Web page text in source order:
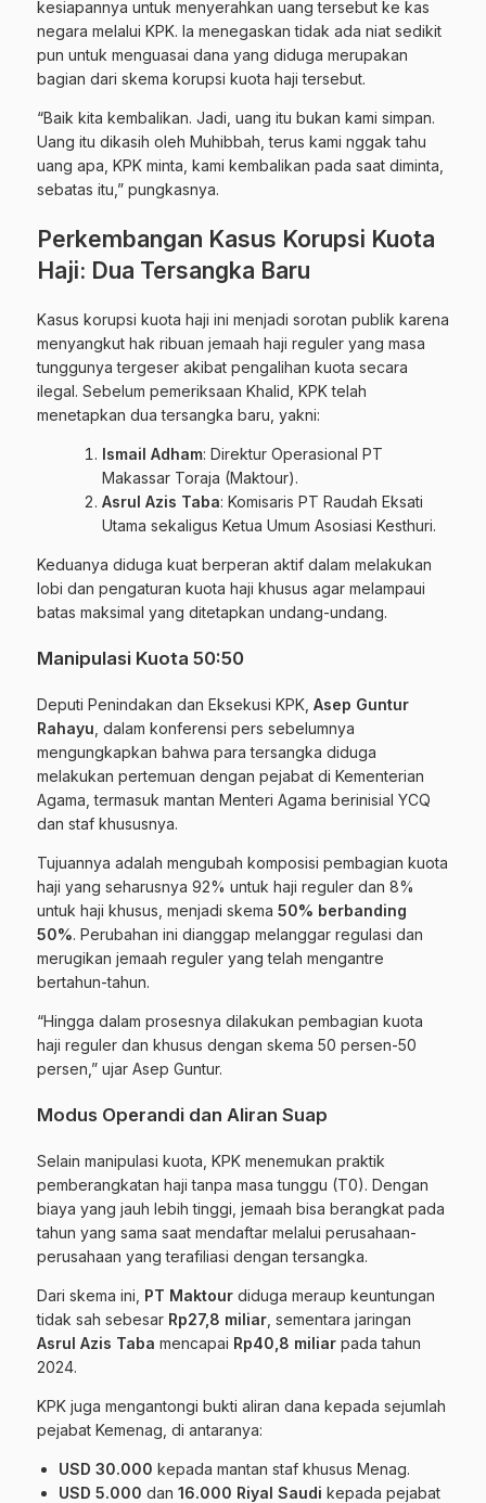
kesiapannya untuk menyerahkan uang tersebut ke kas
negara melalui KPK. Ia menegaskan tidak ada niat sedikit
pun untuk menguasai dana yang diduga merupakan
bagian dari skema korupsi kuota haji tersebut.
“Baik kita kembalikan. Jadi, uang itu bukan kami simpan.
Uang itu dikasih oleh Muhibbah, terus kami nggak tahu
uang apa, KPK minta, kami kembalikan pada saat diminta,
sebatas itu,” pungkasnya.
Perkembangan Kasus Korupsi Kuota
Haji: Dua Tersangka Baru
Kasus korupsi kuota haji ini menjadi sorotan publik karena
menyangkut hak ribuan jemaah haji reguler yang masa
tunggunya tergeser akibat pengalihan kuota secara
ilegal. Sebelum pemeriksaan Khalid, KPK telah
menetapkan dua tersangka baru, yakni:
Ismail Adham: Direktur Operasional PT
Makassar Toraja (Maktour).
Asrul Azis Taba: Komisaris PT Raudah Eksati
Utama sekaligus Ketua Umum Asosiasi Kesthuri.
Keduanya diduga kuat berperan aktif dalam melakukan
lobi dan pengaturan kuota haji khusus agar melampaui
batas maksimal yang ditetapkan undang-undang.
Manipulasi Kuota 50:50
Deputi Penindakan dan Eksekusi KPK, Asep Guntur
Rahayu , dalam konferensi pers sebelumnya
mengungkapkan bahwa para tersangka diduga
melakukan pertemuan dengan pejabat di Kementerian
Agama, termasuk mantan Menteri Agama berinisial YCQ
dan staf khususnya.
Tujuannya adalah mengubah komposisi pembagian kuota
haji yang seharusnya 92% untuk haji reguler dan 8%
untuk haji khusus, menjadi skema 50% berbanding
50%. Perubahan ini dianggap melanggar regulasi dan
merugikan jemaah reguler yang telah mengantre
bertahun-tahun.
“Hingga dalam prosesnya dilakukan pembagian kuota
haji reguler dan khusus dengan skema 50 persen-50
persen,” ujar Asep Guntur.
Modus Operandi dan Aliran Suap
Selain manipulasi kuota, KPK menemukan praktik
pemberangkatan haji tanpa masa tunggu (T0). Dengan
biaya yang jauh lebih tinggi, jemaah bisa berangkat pada
tahun yang sama saat mendaftar melalui perusahaan-
perusahaan yang terafiliasi dengan tersangka.
Dari skema ini, PT Maktour diduga meraup keuntungan
tidak sah sebesar Rp27,8 miliar , sementara jaringan
Asrul Azis Taba mencapai Rp40,8 miliar pada tahun
2024.
KPK juga mengantongi bukti aliran dana kepada sejumlah
pejabat Kemenag, di antaranya:
USD 30.000 kepada mantan staf khusus Menag.
USD 5.000 dan 16.000 Riyal Saudi kepada pejabat